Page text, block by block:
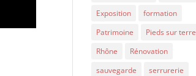
Exposition
formation
Patrimoine
Pieds sur terre
Rhône
Rénovation
sauvegarde
serrurerie